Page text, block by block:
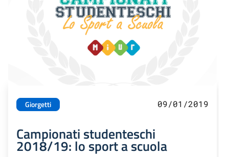
Giorgetti 09/01/2019
Campionati studenteschi
2018/19: lo sport a scuola